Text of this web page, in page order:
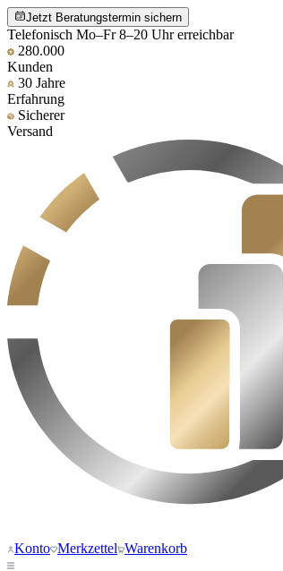
Jetzt Beratungstermin sichern
Telefonisch Mo–Fr 8–20 Uhr erreichbar
280.000
Kunden
30 Jahre
Erfahrung
Sicherer
Versand
Konto Merkzettel Warenkorb